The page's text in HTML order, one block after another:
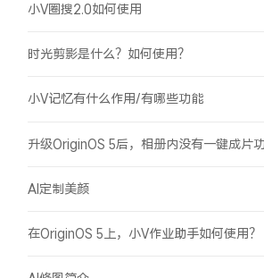
小V圈搜2.0如何使用
时光剪影是什么？如何使用？
小V记忆有什么作用/有哪些功能
升级OriginOS 5后，相册内没有一键成片
AI定制美颜
在OriginOS 5上，小V作业助手如何使用？